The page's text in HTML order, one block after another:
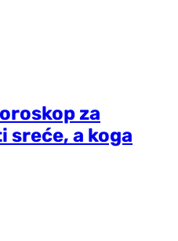
za
sreće, a koga